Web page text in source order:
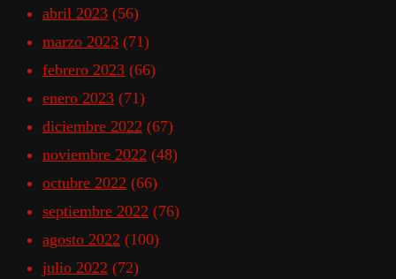
abril 2023 (56)
marzo 2023 (71)
febrero 2023 (66)
enero 2023 (71)
diciembre 2022 (67)
noviembre 2022 (48)
octubre 2022 (66)
septiembre 2022 (76)
agosto 2022 (100)
julio 2022 (72)